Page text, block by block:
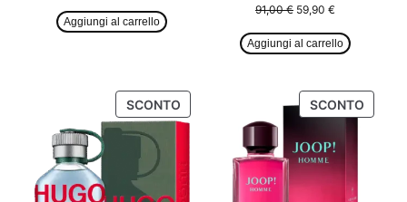
originale
era:
attuale
è:
Aggiungi al carrello
91,00€ Il
originale
era:
59,90 €
attuale
è:
Aggiungi al carrello
SCONTOPRODOTTO
IN
SCONTO
IN